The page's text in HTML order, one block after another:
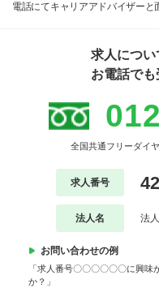
電話にてキャリアアドバイザーと
求人につ
お電話で
全国共通フリーダイ
求人番号
法人名 法
お問い合わせの例
「求人番号〇〇〇〇〇〇に興
か？」